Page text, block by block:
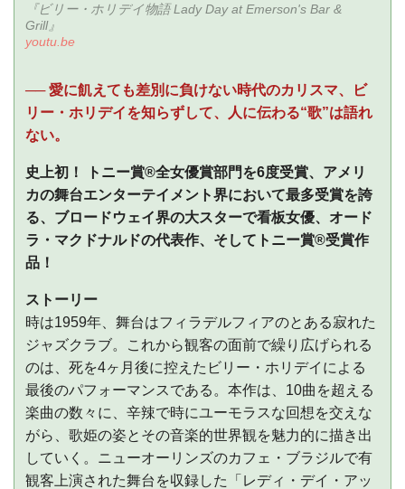
『ビリー・ホリデイ物語 Lady Day at Emerson's Bar &
Grill』
youtu.be
── 愛に飢えても差別に負けない時代のカリスマ、ビ
リー・ホリデイを知らずして、人に伝わる“歌”は語れ
ない。
史上初！ トニー賞®全女優賞部門を6度受賞、アメリ
カの舞台エンターテイメント界において最多受賞を誇
る、ブロードウェイ界の大スターで看板女優、オード
ラ・マクドナルドの代表作、そしてトニー賞®受賞作
品！
ストーリー
時は1959年、舞台はフィラデルフィアのとある寂れた
ジャズクラブ。これから観客の面前で繰り広げられる
のは、死を4ヶ月後に控えたビリー・ホリデイによる
最後のパフォーマンスである。本作は、10曲を超える
楽曲の数々に、辛辣で時にユーモラスな回想を交えな
がら、歌姫の姿とその音楽的世界観を魅力的に描き出
していく。ニューオーリンズのカフェ・ブラジルで有
観客上演された舞台を収録した「レディ・デイ・アッ